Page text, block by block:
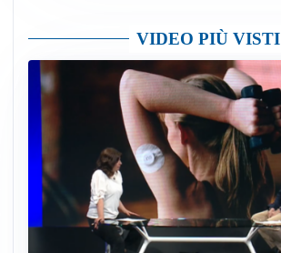
VIDEO PIÙ VISTI